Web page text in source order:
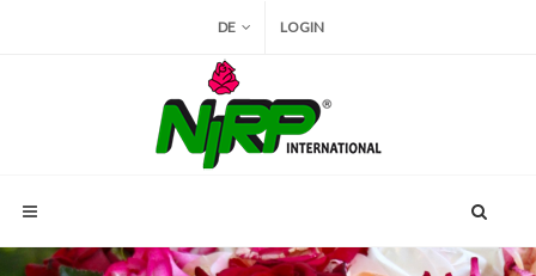
DE LOGIN